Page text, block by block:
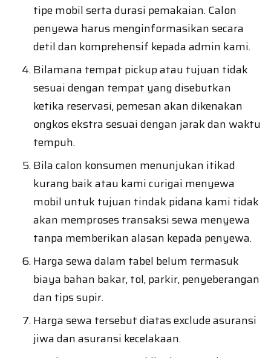
tipe mobil serta durasi pemakaian. Calon
penyewa harus menginformasikan secara
detil dan komprehensif kepada admin kami.
Bilamana tempat pickup atau tujuan tidak
sesuai dengan tempat yang disebutkan
ketika reservasi, pemesan akan dikenakan
ongkos ekstra sesuai dengan jarak dan waktu
tempuh.
Bila calon konsumen menunjukan itikad
kurang baik atau kami curigai menyewa
mobil untuk tujuan tindak pidana kami tidak
akan memproses transaksi sewa menyewa
tanpa memberikan alasan kepada penyewa.
Harga sewa dalam tabel belum termasuk
biaya bahan bakar, tol, parkir, penyeberangan
dan tips supir.
Harga sewa tersebut diatas exclude asuransi
jiwa dan asuransi kecelakaan.